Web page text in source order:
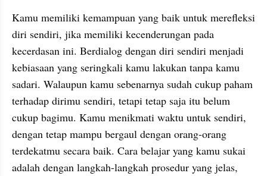
Kamu memiliki kemampuan yang baik untuk merefleksi
diri sendiri, jika memiliki kecenderungan pada
kecerdasan ini. Berdialog dengan diri sendiri menjadi
kebiasaan yang seringkali kamu lakukan tanpa kamu
sadari. Walaupun kamu sebenarnya sudah cukup paham
terhadap dirimu sendiri, tetapi tetap saja itu belum
cukup bagimu. Kamu menikmati waktu untuk sendiri,
dengan tetap mampu bergaul dengan orang-orang
terdekatmu secara baik. Cara belajar yang kamu sukai
adalah dengan langkah-langkah prosedur yang jelas,